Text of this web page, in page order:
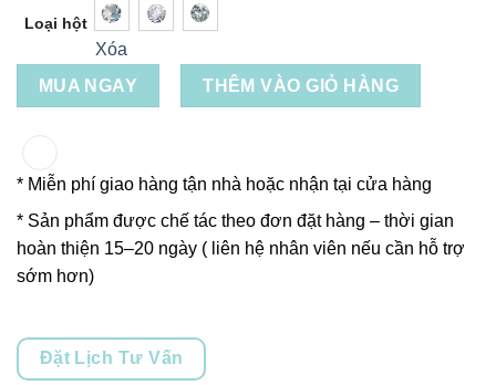
Loại hột
Xóa
MUA NGAY
THÊM VÀO GIỎ HÀNG
* Miễn phí giao hàng tận nhà hoặc nhận tại cửa hàng
* Sản phẩm được chế tác theo đơn đặt hàng – thời gian
hoàn thiện 15–20 ngày ( liên hệ nhân viên nếu cần hỗ trợ
sớm hơn)
Đặt Lịch Tư Vấn